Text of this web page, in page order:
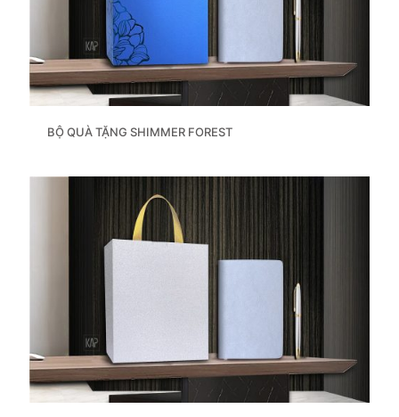
BỘ QUÀ TẶNG SHIMMER FOREST